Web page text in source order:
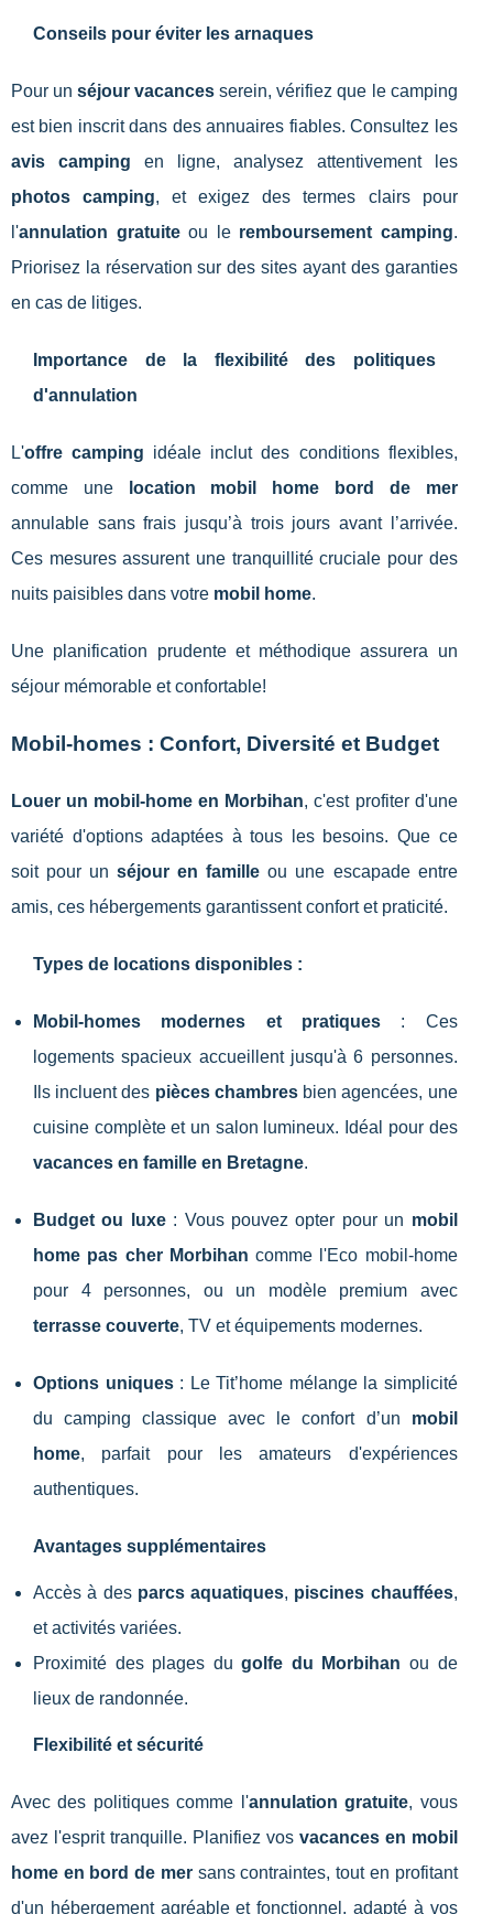
Conseils pour éviter les arnaques
Pour unséjour vacances serein, vérifiez que le camping
est bien inscrit dans des annuaires fiables. Consultez les
avis camping en ligne, analysez attentivement les
photos camping, et exigez des termes clairs pour
l'annulation gratuiteou le remboursement camping.
Priorisez la réservation sur des sites ayant des garanties
en cas de litiges.
Importance de la flexibilité des politiques
d'annulation
L'offre camping idéale inclut des conditions flexibles,
comme une
location mobil home bord de mer
annulable sans frais jusqu’à trois jours avant l’arrivée.
Ces mesures assurent une tranquillité cruciale pour des
nuits paisibles dans votre mobil home.
Une planification prudente et méthodique assurera un
séjour mémorable et confortable!
Mobil-homes : Confort, Diversité et Budget
Louer un mobil-home en Morbihan, c'est profiter d'une
variété d'options adaptées à tous les besoins. Que ce
soit pour unséjour en famille ou une escapade entre
amis, ces hébergements garantissent confort et praticité.
Types de locations disponibles :
Mobil-homes modernes et pratiques: Ces
logements spacieux accueillent jusqu'à 6 personnes.
Ils incluent des pièces chambresbien agencées, une
cuisine complète et un salon lumineux. Idéal pour des
vacances en famille en Bretagne.
Budget ou luxe: Vous pouvez opter pour un mobil
home pas cher Morbihan comme l'Eco mobil-home
pour 4 personnes, ou un modèle premium avec
terrasse couverte, TV et équipements modernes.
Options uniques: Le Tit’home mélange la simplicité
du camping classique avec le confort d’un mobil
home, parfait pour les amateurs d'expériences
authentiques.
Avantages supplémentaires
Accès à des parcs aquatiques, piscines chauffées,
et activités variées.
Proximité des plages dugolfe du Morbihan ou de
lieux de randonnée.
Flexibilité et sécurité
Avec des politiques comme l'annulation gratuite, vous
avez l'esprit tranquille. Planifiez vos vacances en mobil
home en bord de mersans contraintes, tout en profitant
d'un hébergement agréable et fonctionnel, adapté à vos